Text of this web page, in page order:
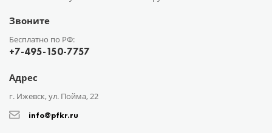
Звоните
Бесплатно по РФ:
+7-495-150-7757
Адрес
г. Ижевск, ул. Пойма, 22
info@pfkr.ru